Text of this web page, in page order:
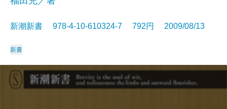
新潮新書 978-4-10-610324-7 792円 2009/08/13
新書